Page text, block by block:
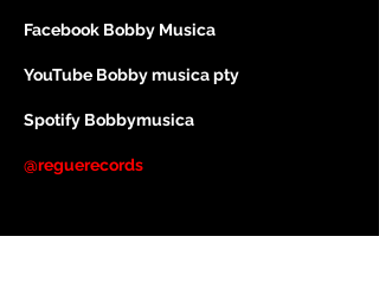
Facebook Bobby Musica
YouTube Bobby musica pty
Spotify Bobbymusica
@reguerecords